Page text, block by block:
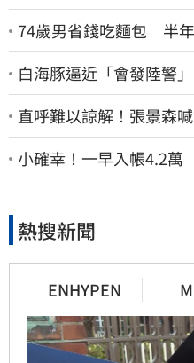
74歲男省錢吃麵包 半
白海豚逼近「會發陸警
直呼難以諒解！張景森
台」：受害者是捐款的
小確幸！一早入帳4.2
熱搜新聞
ENHYPEN